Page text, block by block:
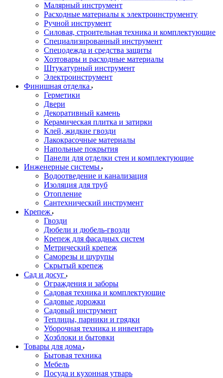
Малярный инструмент
Расходные материалы к электроинструменту
Ручной инструмент
Силовая, строительная техника и комплектующие
Специализированный инструмент
Спецодежда и средства защиты
Хозтовары и расходные материалы
Штукатурный инструмент
Электроинструмент
Финишная отделка
Герметики
Двери
Декоративный камень
Керамическая плитка и затирки
Клей, жидкие гвозди
Лакокрасочные материалы
Напольные покрытия
Панели для отделки стен и комплектующие
Инженерные системы
Водоотведение и канализация
Изоляция для труб
Отопление
Сантехнический инструмент
Крепеж
Гвозди
Дюбели и дюбель-гвозди
Крепеж для фасадных систем
Метрический крепеж
Саморезы и шурупы
Скрытый крепеж
Сад и досуг
Ограждения и заборы
Садовая техника и комплектующие
Садовые дорожки
Садовый инструмент
Теплицы, парники и грядки
Уборочная техника и инвентарь
Хозблоки и бытовки
Товары для дома
Бытовая техника
Мебель
Посуда и кухонная утварь